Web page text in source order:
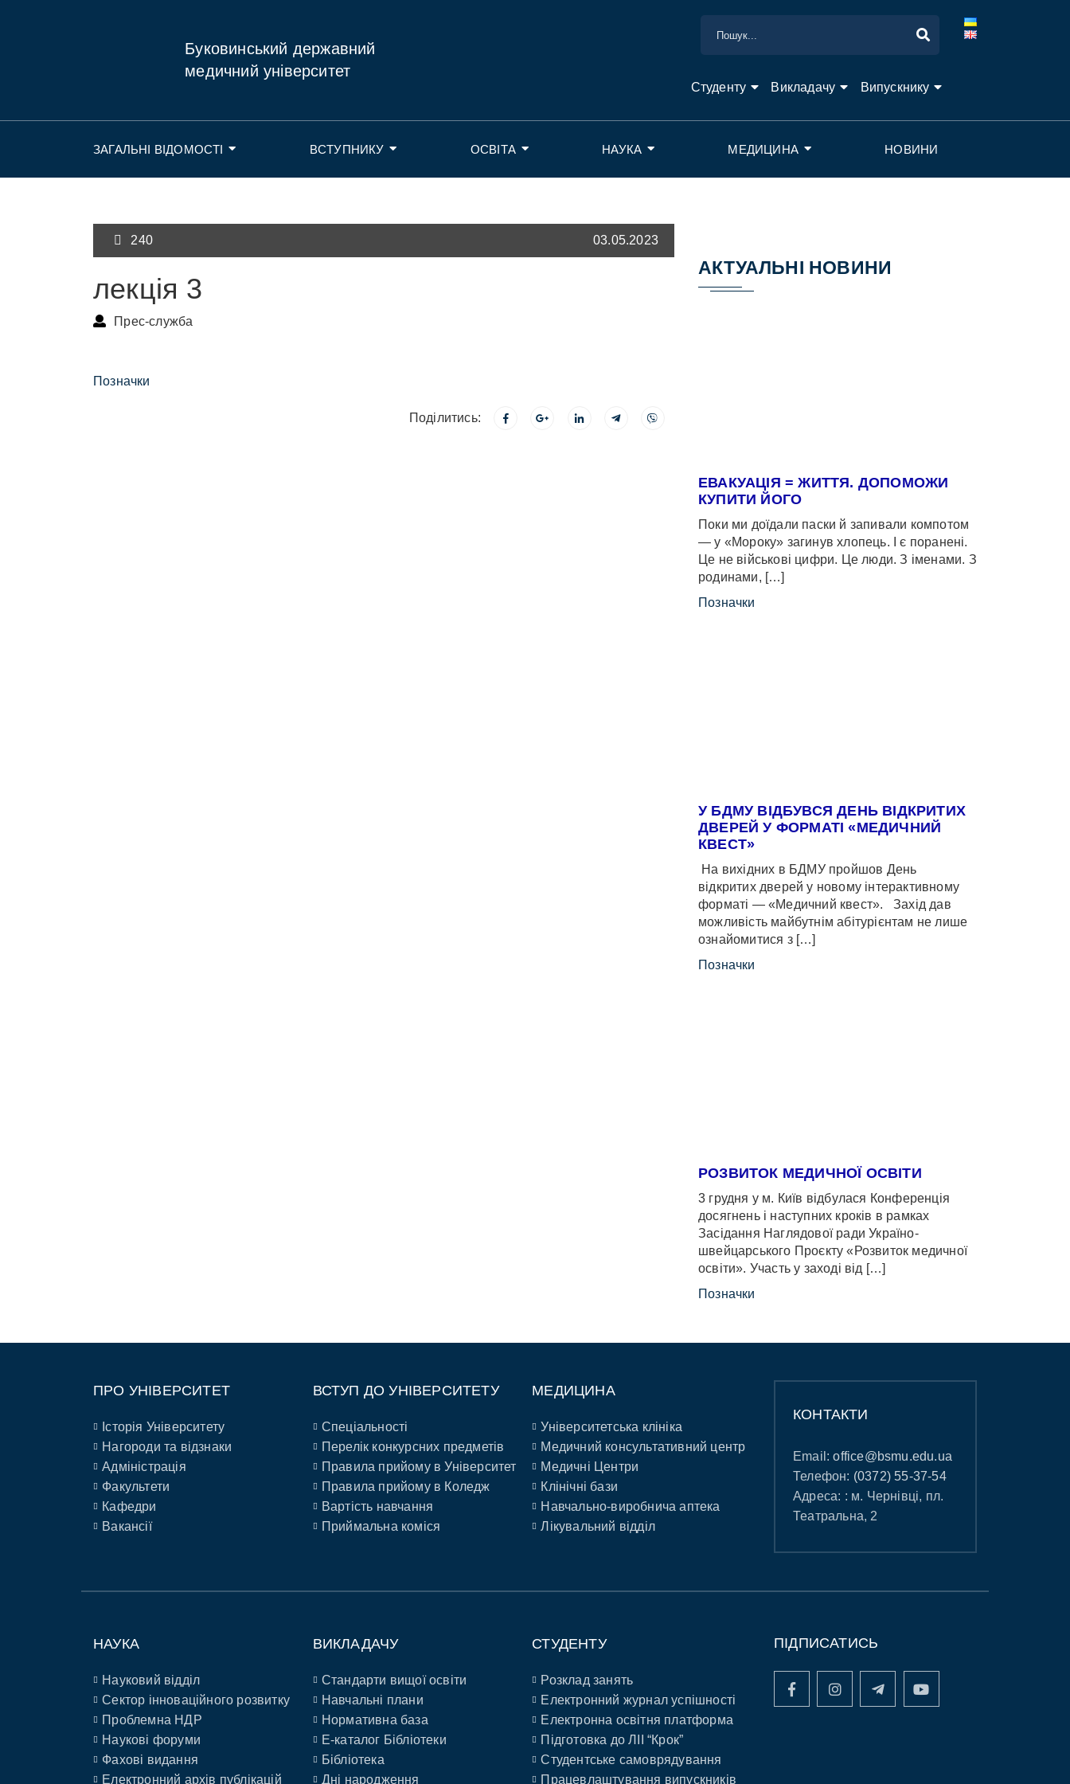
Буковинський державний
медичний університет
Студенту Викладачу Випускнику
ЗАГАЛЬНІ ВІДОМОСТІ ВСТУПНИКУ ОСВІТА НАУКА МЕДИЦИНА НОВИНИ
240 03.05.2023
лекція 3
Прес-служба
Позначки
Поділитись:
АКТУАЛЬНІ НОВИНИ
ЕВАКУАЦІЯ = ЖИТТЯ. ДОПОМОЖИ
КУПИТИ ЙОГО
Поки ми доїдали паски й запивали компотом
— у «Мороку» загинув хлопець. І є поранені.
Це не військові цифри. Це люди. З іменами. З
родинами, […]
Позначки
У БДМУ ВІДБУВСЯ ДЕНЬ ВІДКРИТИХ
ДВЕРЕЙ У ФОРМАТІ «МЕДИЧНИЙ
КВЕСТ»
На вихідних в БДМУ пройшов День
відкритих дверей у новому інтерактивному
форматі — «Медичний квест». Захід дав
можливість майбутнім абітурієнтам не лише
ознайомитися з […]
Позначки
РОЗВИТОК МЕДИЧНОЇ ОСВІТИ
3 грудня у м. Київ відбулася Конференція
досягнень і наступних кроків в рамках
Засідання Наглядової ради Україно-
швейцарського Проєкту «Розвиток медичної
освіти». Участь у заході від […]
Позначки
ПРО УНІВЕРСИТЕТ
Історія Університету
Нагороди та відзнаки
Адміністрація
Факультети
Кафедри
Вакансії
ВСТУП ДО УНІВЕРСИТЕТУ
Спеціальності
Перелік конкурсних предметів
Правила прийому в Університет
Правила прийому в Коледж
Вартість навчання
Приймальна коміся
МЕДИЦИНА
Університетська клініка
Медичний консультативний центр
Медичні Центри
Клінічні бази
Навчально-виробнича аптека
Лікувальний відділ
КОНТАКТИ
Email:office@bsmu.edu.ua
Телефон: (0372) 55-37-54
Адреса: : м. Чернівці, пл.
Театральна, 2
НАУКА
Науковий відділ
Сектор інноваційного розвитку
Проблемна НДР
Наукові форуми
Фахові видання
Електронний архів публікацій
ВИКЛАДАЧУ
Стандарти вищої освіти
Навчальні плани
Нормативна база
E-каталог Бібліотеки
Бібліотека
Дні народження
СТУДЕНТУ
Розклад занять
Електронний журнал успішності
Електронна освітня платформа
Підготовка до ЛІІ “Крок”
Студентське самоврядування
Працевлаштування випускників
ПІДПИСАТИСЬ